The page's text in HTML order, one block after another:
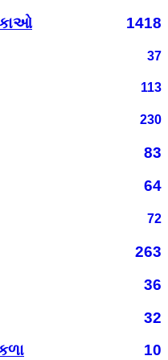
1418
37
113
230
83
64
72
263
36
32
10